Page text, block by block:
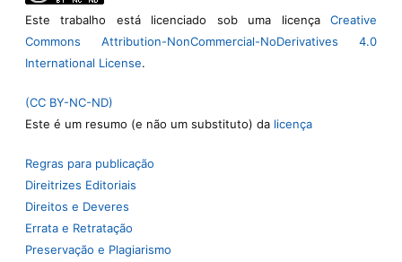
Este trabalho está licenciado sob uma licença Creative
Commons Attribution-NonCommercial-NoDerivatives 4.0
International License.
(CC BY-NC-ND)
Este é um resumo (e não um substituto) da licença
Regras para publicação
Direitrizes Editoriais
Direitos e Deveres
Errata e Retratação
Preservação e Plagiarismo